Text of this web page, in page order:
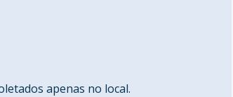
apenas no local.